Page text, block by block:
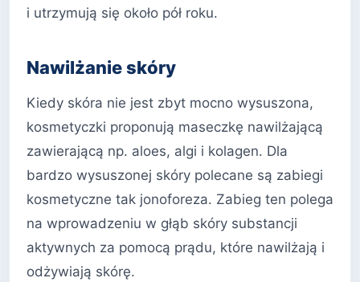
i utrzymują się około pół roku.
Nawilżanie skóry
Kiedy skóra nie jest zbyt mocno wysuszona,
kosmetyczki proponują maseczkę nawilżającą
zawierającą np. aloes, algi i kolagen. Dla
bardzo wysuszonej skóry polecane są zabiegi
kosmetyczne tak jonoforeza. Zabieg ten polega
na wprowadzeniu w głąb skóry substancji
aktywnych za pomocą prądu, które nawilżają i
odżywiają skórę.